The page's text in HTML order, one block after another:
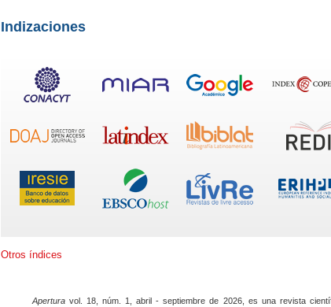
Indizaciones
Otros índices
Apertura vol. 18, núm. 1, abril - septiembre de 2026, es una revista